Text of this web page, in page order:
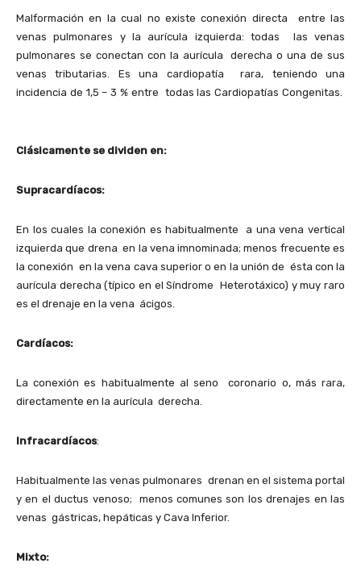
Malformación en la cual no existe conexión directa entre las
venas pulmonares y la aurícula izquierda: todas las venas
pulmonares se conectan con la aurícula derecha o una de sus
venas tributarias. Es una cardiopatía rara, teniendo una
incidencia de 1,5 – 3 % entre todas las Cardiopatías Congenitas.
Clásicamente se dividen en:
Supracardíacos:
En los cuales la conexión es habitualmente a una vena vertical
izquierda que drena en la vena imnominada; menos frecuente es
la conexión en la vena cava superior o en la unión de ésta con la
aurícula derecha (típico en el Síndrome Heterotáxico) y muy raro
es el drenaje en la vena ácigos.
Cardíacos:
La conexión es habitualmente al seno coronario o, más rara,
directamente en la aurícula derecha.
Infracardíacos:
Habitualmente las venas pulmonares drenan en el sistema portal
y en el ductus venoso; menos comunes son los drenajes en las
venas gástricas, hepáticas y Cava Inferior.
Mixto: